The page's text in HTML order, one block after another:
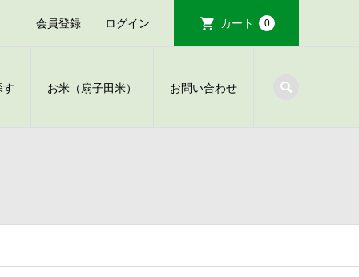
会員登録 ログイン カート 0
す お米（扇子田米） お問い合わせ